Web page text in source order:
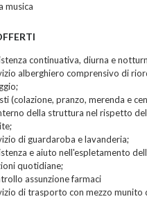
musica
continuativa, diurna e
alberghiero comprensivo di
(colazione, pranzo, merenda e
della struttura nel rispetto
di guardaroba e lavanderia;
e aiuto nell'espletamento
quotidiane;
assunzione farmaci
di trasporto con mezzo munito